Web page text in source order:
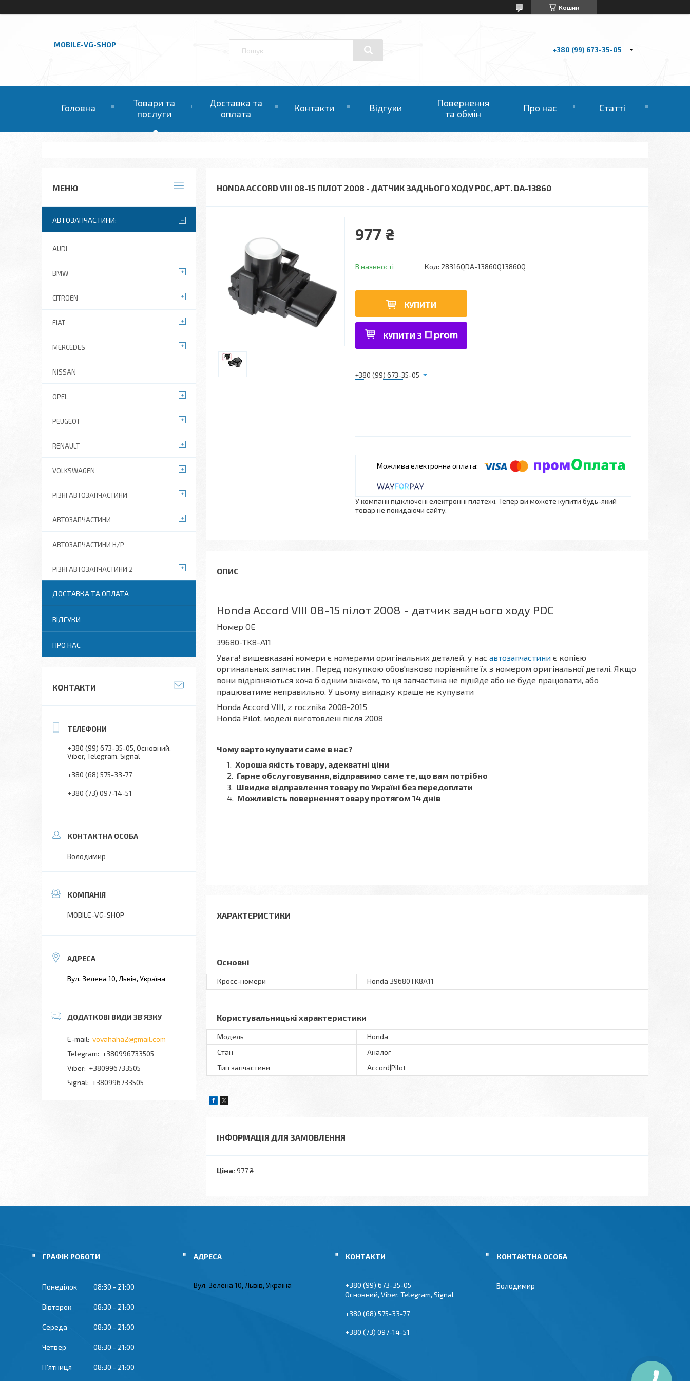
Кошик
MOBILE-VG-SHOP
+380 (99) 673-35-05
Головна
Товари та
послуги
Доставка та
оплата
Контакти Відгуки
Повернення
та обмін
Про нас Статті
HONDA ACCORD VIII 08-15 ПІЛОТ 2008 - ДАТЧИК ЗАДНЬОГО ХОДУ PDC, АРТ. DA-13860
977 ₴
В наявності Код: 28316QDA-13860Q13860Q
КУПИТИ
КУПИТИ З
+380 (99) 673-35-05
У компанії підключені електронні платежі. Тепер ви можете купити будь-який
товар не покидаючи сайту.
Honda Accord VIII 08-15 пілот 2008 - датчик заднього ходу PDC
Номер OE
39680-TK8-A11
Увага! вищевказані номери є номерами оригінальних деталей, у нас автозапчастини є копією
оргинальных запчастин . Перед покупкою обов'язково порівняйте їх з номером оригінальної деталі. Якщо
вони відрізняються хоча б одним знаком, то ця запчастина не підійде або не буде працювати, або
працюватиме неправильно. У цьому випадку краще не купувати
Honda Accord VIII, z rocznika 2008-2015
Honda Pilot, моделі виготовлені після 2008
Чому варто купувати саме в нас?
Хороша якість товару, адекватні ціни
Гарне обслуговування, відправимо саме те, що вам потрібно
Швидке відправлення товару по Україні без передоплати
Можливість повернення товару протягом 14 днів
ХАРАКТЕРИСТИКИ
Основні
Кросс-номери Honda 39680TK8A11
Користувальницькі характеристики
Мoдель
Honda
Стан
Аналог
Тип запчастини
Accord|Pilot
ІНФОРМАЦІЯ ДЛЯ ЗАМОВЛЕННЯ
Ціна: 977 ₴
АВТОЗАПЧАСТИНИ:
AUDI
BMW
CITROEN
FIAT
MERCEDES
NISSAN
OPEL
PEUGEOT
RENAULT
VOLKSWAGEN
РІЗНІ АВТОЗАПЧАСТИНИ
АВТОЗАПЧАСТИНИ
АВТОЗАПЧАСТИНИ Н/Р
РІЗНІ АВТОЗАПЧАСТИНИ 2
ДОСТАВКА ТА ОПЛАТА
ВІДГУКИ
ПРО НАС
КОНТАКТИ
+380 (99) 673-35-05 Основний,
Viber, Telegram, Signal
+380 (68) 575-33-77
+380 (73) 097-14-51
Володимир
MOBILE-VG-SHOP
Вул. Зелена 10, Львів, Україна
vovahaha2@gmail.com
+380996733505
+380996733505
Signal
+380996733505
ГРАФІК РОБОТИ
Понеділок 08:30 21:00
Вівторок 08:30 21:00
Середа 08:30 21:00
Четвер 08:30 21:00
Пʼятниця 08:30 21:00
Вул. Зелена 10, Львів, Україна
+380 (99) 673-35-05
Основний, Viber, Telegram, Signal
+380 (68) 575-33-77
+380 (73) 097-14-51
Володимир